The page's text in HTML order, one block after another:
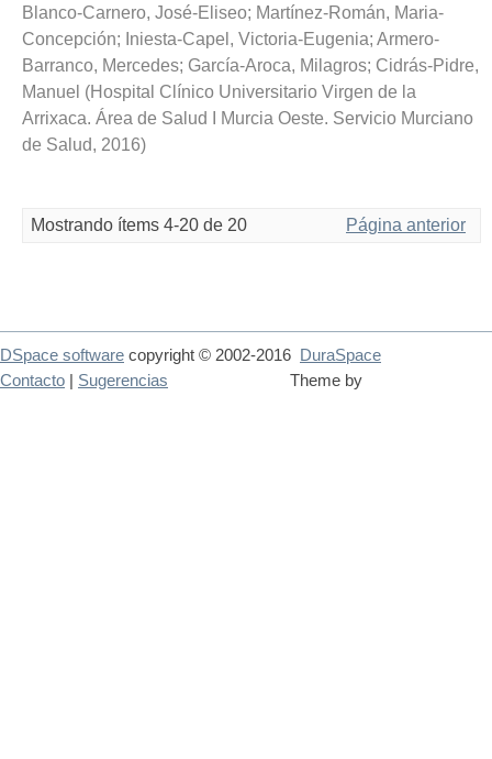
Blanco-Carnero, José-Eliseo; Martínez-Román, Maria-
Concepción; Iniesta-Capel, Victoria-Eugenia; Armero-
Barranco, Mercedes; García-Aroca, Milagros; Cidrás-Pidre,
Manuel (Hospital Clínico Universitario Virgen de la
Arrixaca. Área de Salud I Murcia Oeste. Servicio Murciano
de Salud, 2016)
Mostrando ítems 4-20 de 20 Página anterior
DSpace software copyright © 2002-2016
DuraSpace
Theme by
Contacto Sugerencias